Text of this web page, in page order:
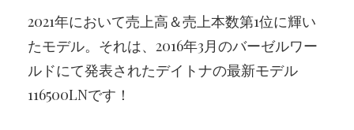
2021年において売上高＆売上本数第1位に輝い
たモデル。それは、2016年3月のバーゼルワー
ルドにて発表されたデイトナの最新モデル
116500LNです！